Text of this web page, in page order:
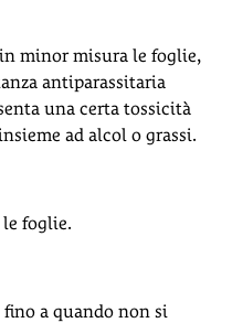
minor misura le foglie,
antiparassitaria
una certa tossicità
ad alcol o grassi.
foglie.
a quando non si